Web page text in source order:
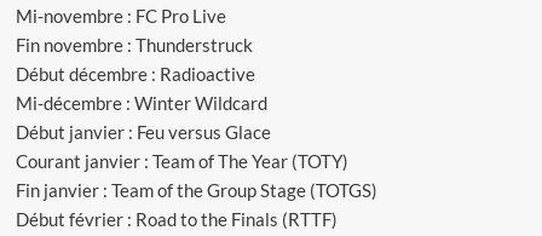
Mi-novembre : FC Pro Live
Fin novembre : Thunderstruck
Début décembre : Radioactive
Mi-décembre : Winter Wildcard
Début janvier : Feu versus Glace
Courant janvier : Team of The Year (TOTY)
Fin janvier : Team of the Group Stage (TOTGS)
Début février : Road to the Finals (RTTF)